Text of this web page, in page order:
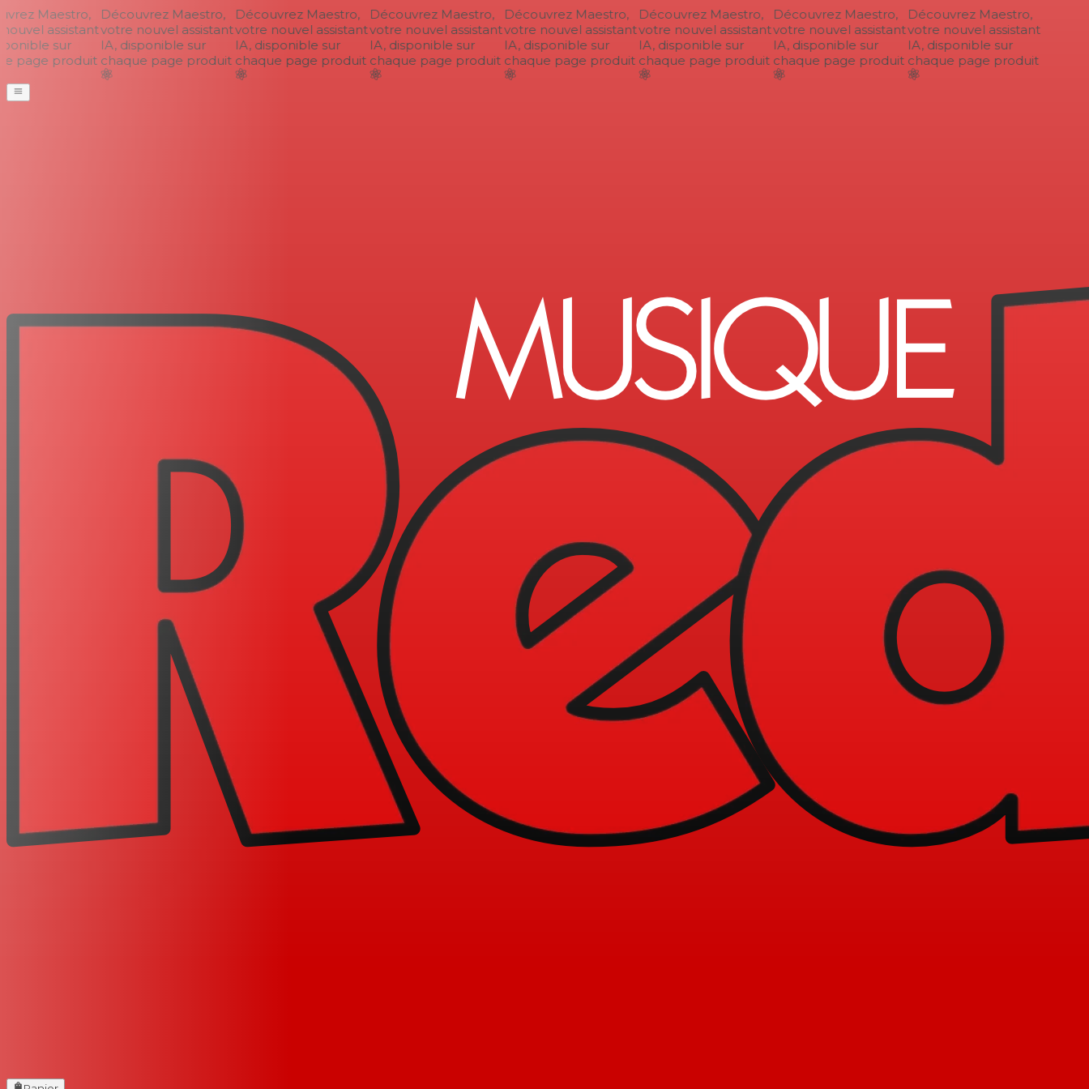
Maestro,
assistant
sur
page produit
Découvrez Maestro,
votre nouvel assistant
IA, disponible sur
chaque page produit
Découvrez Maestro,
votre nouvel assistant
IA, disponible sur
chaque page produit
Découvrez Maestro,
votre nouvel assistant
IA, disponible sur
chaque page produit
Découvrez Maestro,
votre nouvel assistant
IA, disponible sur
chaque page produit
Découvrez Maestro,
votre nouvel assistant
IA, disponible sur
chaque page produit
Découvrez Maestro,
votre nouvel assistant
IA, disponible sur
chaque page produit
Découvrez Maestro,
votre nouvel assistant
IA, disponible sur
chaque page produit